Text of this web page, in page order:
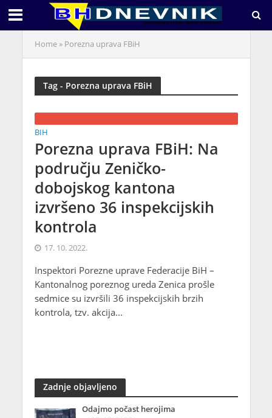
Home» Porezna uprava FBiH
Tag - Porezna uprava FBiH
BIH
Porezna uprava FBiH: Na
području Zeničko-
dobojskog kantona
izvršeno 36 inspekcijskih
kontrola
17. 10. 2022.
Inspektori Porezne uprave Federacije BiH –
Kantonalnog poreznog ureda Zenica prošle
sedmice su izvršili 36 inspekcijskih brzih
kontrola, tzv. akcija...
Zadnje objavljeno
Odajmo počast herojima